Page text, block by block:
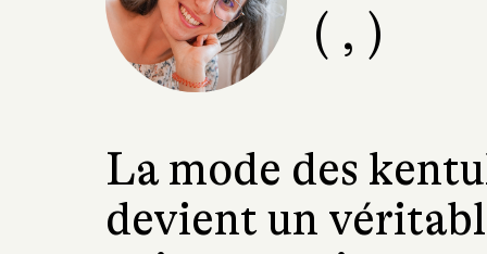
( , )
La mode des
devient un